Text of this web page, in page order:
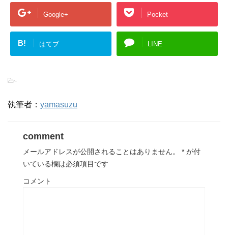
Google+ Pocket
B! はてブ LINE
-
執筆者： yamasuzu
comment
メールアドレスが公開されることはありません。 * が付
いている欄は必須項目です
コメント